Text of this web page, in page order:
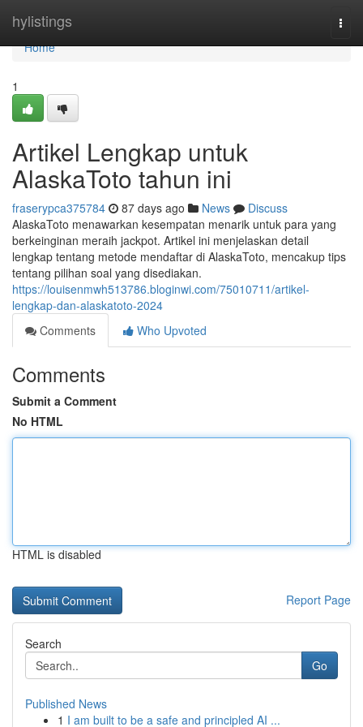
hylistings
Home
Home
1
Artikel Lengkap untuk
AlaskaToto tahun ini
fraserypca375784 87 days ago News
Discuss
AlaskaToto menawarkan kesempatan menarik untuk para yang
berkeinginan meraih jackpot. Artikel ini menjelaskan detail
lengkap tentang metode mendaftar di AlaskaToto, mencakup tips
tentang pilihan soal yang disediakan.
https://louisenmwh513786.bloginwi.com/75010711/artikel-
lengkap-dan-alaskatoto-2024
Comments
Who Upvoted
Comments
Submit a Comment
No HTML
HTML is disabled
Report Page
Search
Go
Published News
1 I am built to be a safe and principled AI ...